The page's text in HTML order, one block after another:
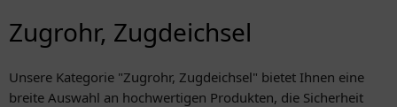
Zugrohr, Zugdeichsel
Unsere Kategorie "Zugrohr, Zugdeichsel" bietet Ihnen eine
breite Auswahl an hochwertigen Produkten, die Sicherheit